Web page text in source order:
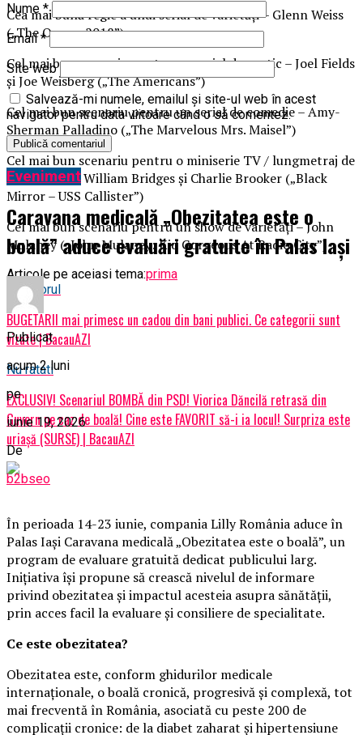
Cea mai bună regie a unui serial de varietăţi – Glenn Weiss
(„The Oscars 2018”)
Cel mai bun scenariu pentru un serial dramatic – Joel Fields
şi Joe Weisberg („The Americans”)
Cel mai bun scenariu pentru un serial de comedie – Amy-
Sherman Palladino („The Marvelous Mrs. Maisel”)
Cel mai bun scenariu pentru o miniserie TV / lungmetraj de
televiziune – William Bridges şi Charlie Brooker („Black
Mirror – USS Callister”)
Cel mai bun scenariu pentru un show de varietăţi – John
Mulaney („John Mulaney: Kid Gorgeous At Radio City”)
Articole pe aceiasi tema:prima
Urmatorul
BUGETARII mai primesc un cadou din bani publici. Ce categorii sunt
vizate | BacauAZI
Nu ratati
EXCLUSIV! Scenariul BOMBĂ din PSD! Viorica Dăncilă retrasă din
Guvern pe caz de boală! Cine este FAVORIT să-i ia locul! Surpriza este
uriașă (SURSE) | BacauAZI
Nume *
Email*
Site web
Salvează-mi numele, emailul și site-ul web în acest
navigator pentru data viitoare când o să comentez.
Eveniment
Caravana medicală „Obezitatea este o
boală” aduce evaluări gratuite în Palas Iași
Publicat
acum 2 luni
pe
iunie 19, 2026
De
b2bseo
În perioada 14-23 iunie, compania Lilly România aduce în
Palas Iași Caravana medicală „Obezitatea este o boală”, un
program de evaluare gratuită dedicat publicului larg.
Inițiativa își propune să crească nivelul de informare
privind obezitatea și impactul acesteia asupra sănătății,
prin acces facil la evaluare și consiliere de specialitate.
Ce este obezitatea?
Obezitatea este, conform ghidurilor medicale
internaționale, o boală cronică, progresivă și complexă, tot
mai frecventă în România, asociată cu peste 200 de
complicații cronice: de la diabet zaharat și hipertensiune